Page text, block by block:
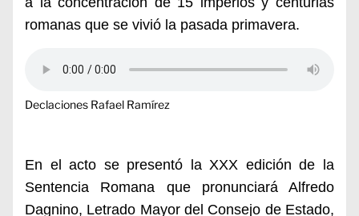
romanas que se vivió la pasada primavera.
Declaciones Rafael Ramírez
En el acto se presentó la XXX edición de la
Sentencia Romana que pronunciará Alfredo
Dagnino, Letrado Mayor del Consejo de Estado,